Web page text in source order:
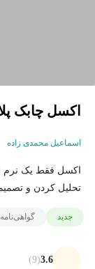
اکسل چابک
اسماعیل محمدی زاده
اکسل فقط یک نرم
تحلیل کردن و
جدید گواهی‌نامه
3.6
(9)